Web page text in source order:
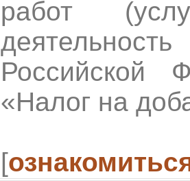
работ
Российской
«Налог на
[